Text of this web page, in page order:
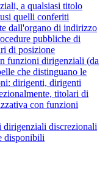
a qualsiasi titolo
quelli conferiti
dall'organo di indirizzo
pubbliche di
di posizione
funzioni dirigenziali (da
che distinguano le
dirigenti, dirigenti
titolari di
con funzioni
dirigenziali discrezionali
disponibili